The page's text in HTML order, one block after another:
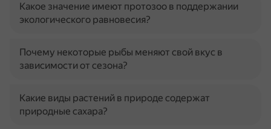
Какое значение имеют протозоо в поддержании
экологического равновесия?
Почему некоторые рыбы меняют свой вкус в
зависимости от сезона?
Какие виды растений в природе содержат
природные сахара?